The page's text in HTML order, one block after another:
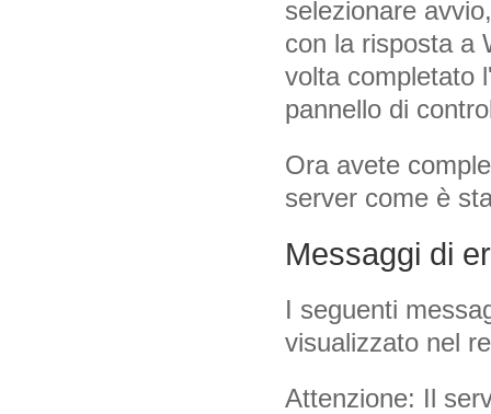
selezionare
con la risposta a
volta completato
pannello di
Ora avete
server come è
Messaggi di
I seguenti
visualizzato nel
Attenzione: Il